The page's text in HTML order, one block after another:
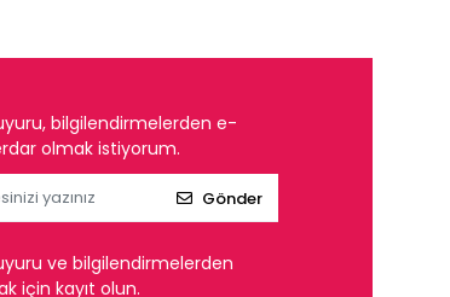
bilgilendirmelerden e-
olmak istiyorum.
Gönder
ve bilgilendirmelerden
için kayıt olun.